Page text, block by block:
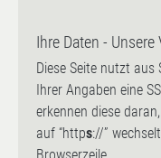
Ihre Daten -
Diese Seite nutzt
Ihrer Angaben eine
erkennen diese
auf “https://”